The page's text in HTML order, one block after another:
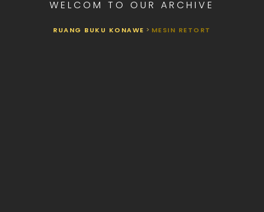
WELCOM TO OUR ARCHIVE
RUANG BUKU KONAWE > MESIN RETORT